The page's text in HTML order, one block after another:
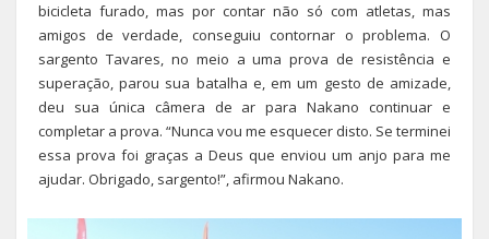
bicicleta furado, mas por contar não só com atletas, mas
amigos de verdade, conseguiu contornar o problema. O
sargento Tavares, no meio a uma prova de resistência e
superação, parou sua batalha e, em um gesto de amizade,
deu sua única câmera de ar para Nakano continuar e
completar a prova. “Nunca vou me esquecer disto. Se terminei
essa prova foi graças a Deus que enviou um anjo para me
ajudar. Obrigado, sargento!”, afirmou Nakano.